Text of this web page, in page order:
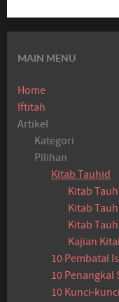
MAIN MENU
Home
Iftitah
Artikel
Kategori
Pilihan
Kitab Tauhid
Kitab
Kitab
Kitab
Kajian
10 Pembatal
10 Penangkal
10 Kunci-